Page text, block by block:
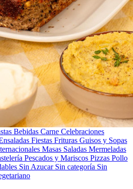
Bebidas Carne Celebraciones
Fiestas Frituras Guisos y Sopas
Masas Saladas Mermeladas
Pescados y Mariscos Pizzas Pollo
Sin Azucar Sin categoría Sin